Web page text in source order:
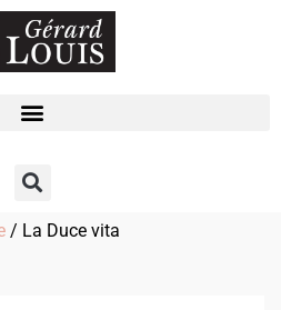
/ La Duce vita